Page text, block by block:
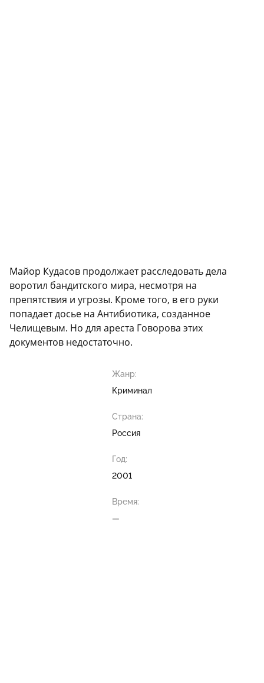
Майор Кудасов продолжает расследовать дела
воротил бандитского мира, несмотря на
препятствия и угрозы. Кроме того, в его руки
попадает досье на Антибиотика, созданное
Челищевым. Но для ареста Говорова этих
документов недостаточно.
Жанр:
Криминал
Страна:
Россия
Год:
2001
Время:
—